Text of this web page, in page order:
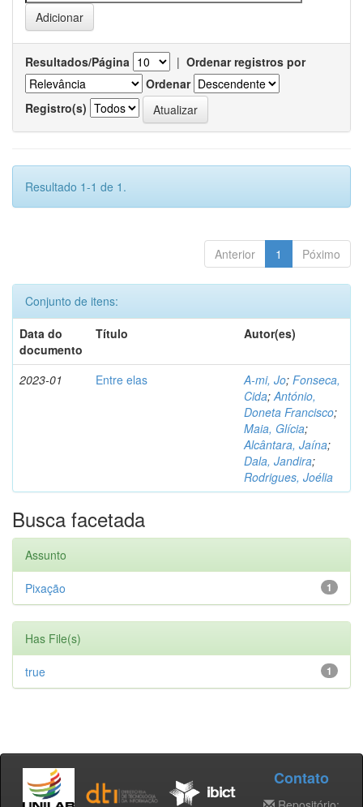
Resultados/Página | Ordenar registros por
Ordenar
Registro(s)
Resultado 1-1 de 1.
Anterior 1 Póximo
Conjunto de itens:
Data do
documento
Título Autor(es)
2023-01 Entre elas A-mi, Jo; Fonseca,
Cida;António,
Doneta Francisco;
Maia, Glícia;
Alcântara, Jaína;
Dala, Jandira;
Rodrigues, Joélia
Busca facetada
Assunto
1
Pixação
Has File(s)
1
true
Contato